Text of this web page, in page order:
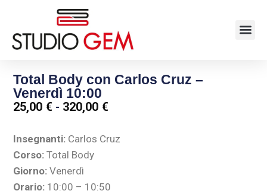
Total Body con Carlos Cruz –
Venerdì 10:00
25,00 € - 320,00 €
Insegnanti: Carlos Cruz
Corso: Total Body
Giorno: Venerdì
Orario: 10:00 – 10:50